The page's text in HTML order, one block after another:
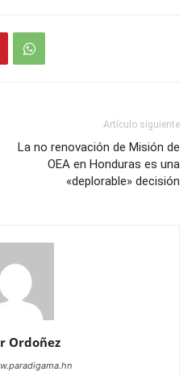
Artículo siguiente
La no renovación de Misión de
OEA en Honduras es una
«deplorable» decisión
Ordoñez